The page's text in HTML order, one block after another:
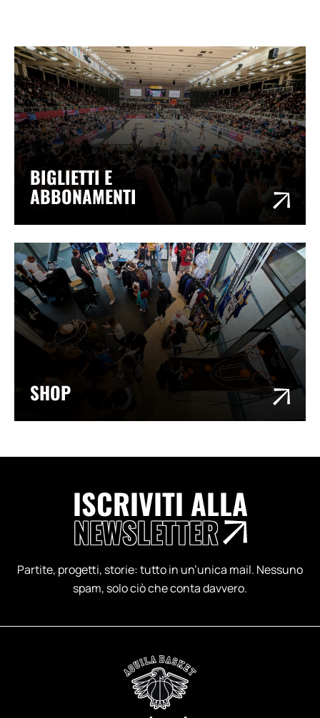
BIGLIETTI E
ABBONAMENTI
SHOP
ISCRIVITI ALLA
NEWSLETTER
Partite, progetti, storie: tutto in un’unica mail. Nessuno
spam, solo ciò che conta davvero.